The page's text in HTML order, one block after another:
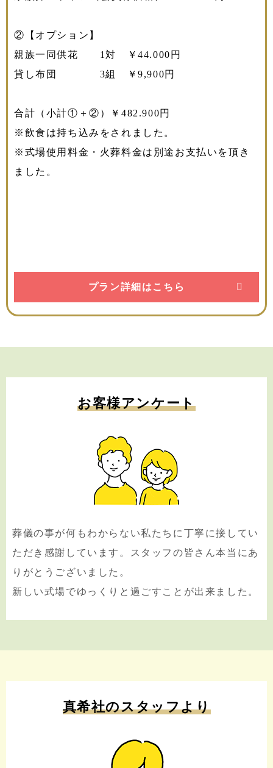
②【オプション】
親族一同供花 1対 ￥44.000円
貸し布団 3組 ￥9,900円
合計（小計①＋②）￥482.900円
※飲食は持ち込みをされました。
※式場使用料金・火葬料金は別途お支払いを頂き
ました。
プラン詳細はこちら
お客様アンケート
葬儀の事が何もわからない私たちに丁寧に接してい
ただき感謝しています。スタッフの皆さん本当にあ
りがとうございました。
新しい式場でゆっくりと過ごすことが出来ました。
真希社のスタッフより